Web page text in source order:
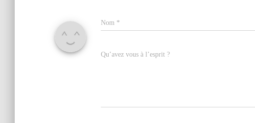
Nom *
Qu’avez vous à l’esprit ?